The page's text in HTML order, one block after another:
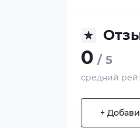
0 / 5
средний
+